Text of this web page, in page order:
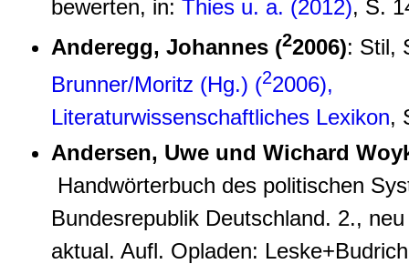
bewerten, in: Thies u. a. (2012), S.
Anderegg, Johannes (22006): Stil,
Brunner/Moritz (Hg.) (22006),
Literaturwissenschaftliches Lexikon,
Andersen, Uwe und Wichard
Handwörterbuch des politischen
Bundesrepublik Deutschland. 2.,
aktual. Aufl. Opladen: